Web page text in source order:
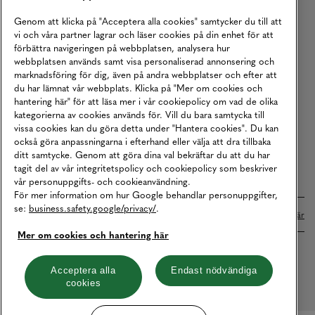
Köpvillkor
Karriär
Vårt Ansvar
Våra Tjänster
Press
Studentrabatt
B2B
Tillgänglighetsredogörelse
Betalningar online sköts i samarbete med Klarna. Läs mer här
Cookies Integritetspolicy
Hantera cookies
Genom att klicka på "Acceptera alla cookies" samtycker du till att
vi och våra partner lagrar och läser cookies på din enhet för att
förbättra navigeringen på webbplatsen, analysera hur
webbplatsen används samt visa personaliserad annonsering och
marknadsföring för dig, även på andra webbplatser och efter att
du har lämnat vår webbplats. Klicka på "Mer om cookies och
hantering här" för att läsa mer i vår cookiepolicy om vad de olika
kategorierna av cookies används för. Vill du bara samtycka till
vissa cookies kan du göra detta under "Hantera cookies". Du kan
också göra anpassningarna i efterhand eller välja att dra tillbaka
ditt samtycke. Genom att göra dina val bekräftar du att du har
tagit del av vår integritetspolicy och cookiepolicy som beskriver
vår personuppgifts- och cookieanvändning.
För mer information om hur Google behandlar personuppgifter,
se: business.safety.google/privacy/.
Mer om cookies och hantering här
Acceptera alla
cookies
Endast nödvändiga